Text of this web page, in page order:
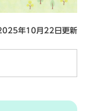
年10月22日更新